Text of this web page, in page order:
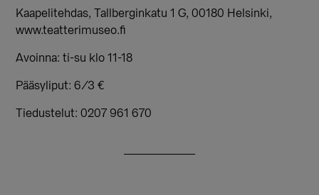
Kaapelitehdas, Tallberginkatu 1 G, 00180 Helsinki,
www.teatterimuseo.fi
Avoinna: ti-su klo 11-18
Pääsyliput: 6/3 €
Tiedustelut: 0207 961 670